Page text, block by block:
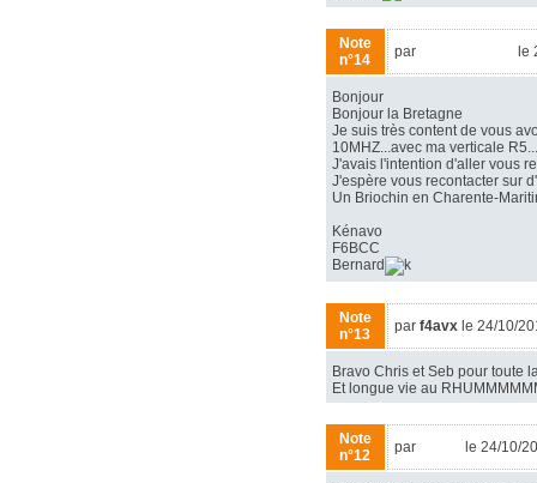
Note
n°14
par le
Bonjour
Bonjour la Bretagne
Je suis très content de vous
10MHZ...avec ma verticale
J'avais l'intention d'aller vous
J'espère vous recontacter sur
Un Briochin en Charente-
Kénavo
F6BCC
Bernard
Note
n°13
par f4avxle 24/10/
Bravo Chris et Seb pour toute
Et longue vie au
Note
n°12
par le 24/10/